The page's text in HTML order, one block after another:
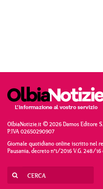
OlbiaNotizie.it © 2026 Damos Editore
P.IVA 02650290907
Giornale quotidiano online iscritto nel
Pausania, decreto n°1/2016 V.G. 248/